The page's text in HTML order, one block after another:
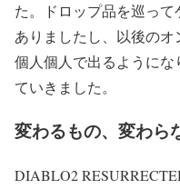
た。ドロップ品を巡っ
ありましたし、以後の
個人個人で出るように
ていきました。
変わるもの、変わら
DIABLO2